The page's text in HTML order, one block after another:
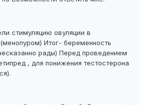
стимуляцию овуляции в
Итог- беременность
рады) Перед проведением
, для понижения тестостерона